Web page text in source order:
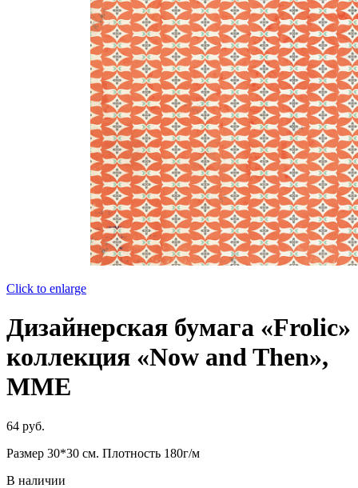
Click to enlarge
Дизайнерская бумага «Frolic»
коллекция «Now and Then»,
MME
64 руб.
Размер 30*30 см. Плотность 180г/м
В наличии